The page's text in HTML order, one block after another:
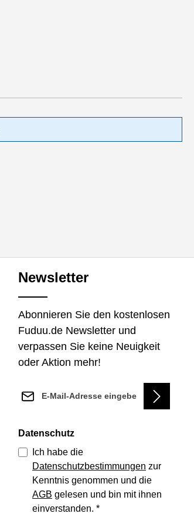
Newsletter
Abonnieren Sie den kostenlosen
Fuduu.de Newsletter und
verpassen Sie keine Neuigkeit
oder Aktion mehr!
Datenschutz
Ich habe die
Datenschutzbestimmungen zur
Kenntnis genommen und die
AGB gelesen und bin mit ihnen
einverstanden. *